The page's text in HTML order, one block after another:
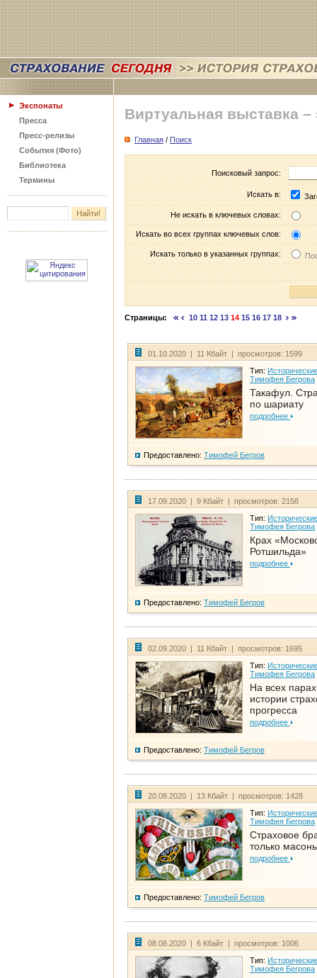
Экспонаты
Пресса
Пресс-релизы
События (Фото)
Библиотека
Термины
Виртуальная выставка –
Главная / Поиск
Поисковый запрос:
Искать в:
Не искать в ключевых словах:
Искать во всех группах ключевых слов:
Искать только в указанных группах:
Страницы: 10 11 12 13 14 15 16 17 18
01.10.2020 | 11 Кбайт | просмотров: 1599
Тип:
Тимофея Бегрова
Такафул.
по шариату
подробнее
Предоставлено: Тимофей Бегров
17.09.2020 | 9 Кбайт | просмотров: 2158
Тип:
Тимофея Бегрова
Крах
Ротшильда»
подробнее
Предоставлено: Тимофей Бегров
02.09.2020 | 11 Кбайт | просмотров: 1695
Тип:
Тимофея Бегрова
На всех
истории
прогресса
подробнее
Предоставлено: Тимофей Бегров
20.08.2020 | 13 Кбайт | просмотров: 1428
Тип:
Тимофея Бегрова
Страховое
только
подробнее
Предоставлено: Тимофей Бегров
08.08.2020 | 6 Кбайт | просмотров: 1006
Тип:
Тимофея Бегрова